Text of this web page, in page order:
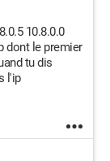
10.8.0.0
dont le premier
tu dis
l'ip